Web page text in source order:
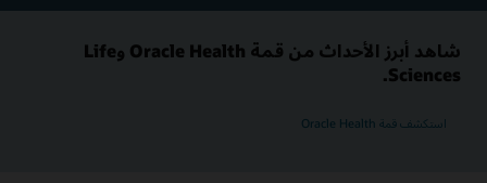
شاهد أبرز الأحداث من قمة Oracle Health وLife
Sciences.
استكشف قمة Oracle Health